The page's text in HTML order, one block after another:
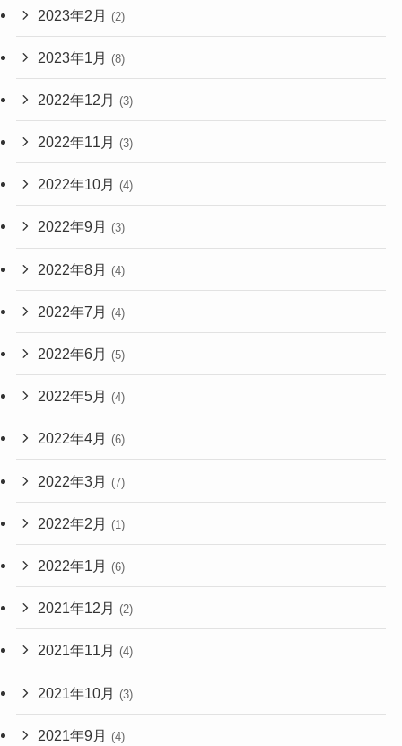
2023年2月 (2)
2023年1月 (8)
2022年12月 (3)
2022年11月 (3)
2022年10月 (4)
2022年9月 (3)
2022年8月 (4)
2022年7月 (4)
2022年6月 (5)
2022年5月 (4)
2022年4月 (6)
2022年3月 (7)
2022年2月 (1)
2022年1月 (6)
2021年12月 (2)
2021年11月 (4)
2021年10月 (3)
2021年9月 (4)